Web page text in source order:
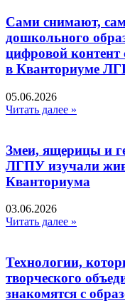
Сами снимают,
дошкольного
цифровой
в Кванториуме
05.06.2026
Читать далее »
Змеи, ящерицы и
ЛГПУ изучали
Кванториума
03.06.2026
Читать далее »
Технологии,
творческого
знакомятся с